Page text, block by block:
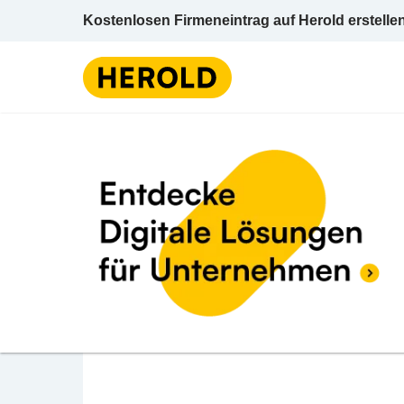
Kostenlosen Firmeneintrag auf Herold
Physiotherapie
BEWERTUNG ABGEBEN
Rebecca Ahamer
vital
Roseggerstraße 81 4614 Marchtrenk Wels